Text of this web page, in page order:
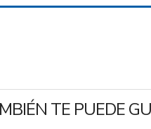
TE PUEDE